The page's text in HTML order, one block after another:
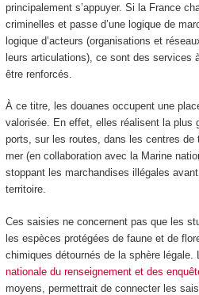
principalement s’appuyer. Si la France
criminelles et passe d’une logique de
logique d’acteurs (organisations et
leurs articulations), ce sont des services
être renforcés.
À ce titre, les douanes occupent une
valorisée. En effet, elles réalisent la plus
ports, sur les routes, dans les centres
mer (en collaboration avec la Marine
stoppant les marchandises illégales avant
territoire.
Ces saisies ne concernent pas que les
les espèces protégées de faune et de
chimiques détournés de la sphère légale.
nationale du renseignement et des
moyens, permettrait de connecter les